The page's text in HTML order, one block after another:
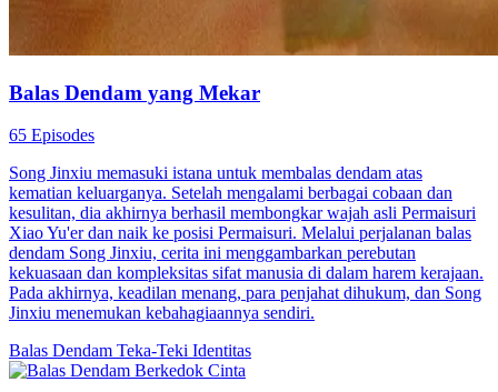
Balas Dendam yang Mekar
65 Episodes
Song Jinxiu memasuki istana untuk membalas dendam atas
kematian keluarganya. Setelah mengalami berbagai cobaan dan
kesulitan, dia akhirnya berhasil membongkar wajah asli Permaisuri
Xiao Yu'er dan naik ke posisi Permaisuri. Melalui perjalanan balas
dendam Song Jinxiu, cerita ini menggambarkan perebutan
kekuasaan dan kompleksitas sifat manusia di dalam harem kerajaan.
Pada akhirnya, keadilan menang, para penjahat dihukum, dan Song
Jinxiu menemukan kebahagiaannya sendiri.
Balas Dendam Teka-Teki Identitas